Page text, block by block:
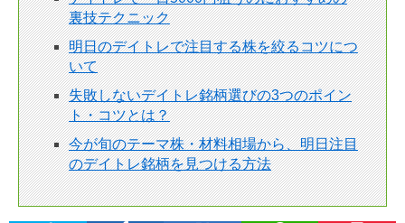
裏技テクニック
明日のデイトレで注目する株を絞るコツにつ
いて
失敗しないデイトレ銘柄選びの3つのポイン
ト・コツとは？
今が旬のテーマ株・材料相場から、明日注目
のデイトレ銘柄を見つける方法